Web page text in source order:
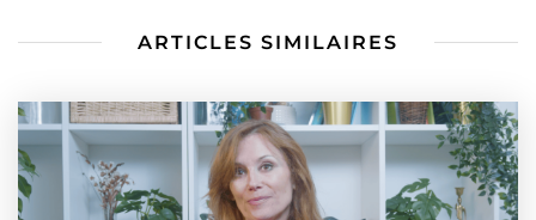
ARTICLES SIMILAIRES